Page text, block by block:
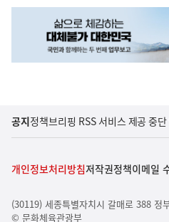
공지정책브리핑 RSS 서비스 제공 중
개인정보처리방침저작권정책이메일
(30119) 세종특별자치시 갈매로 388 정
© 문화체육관광부